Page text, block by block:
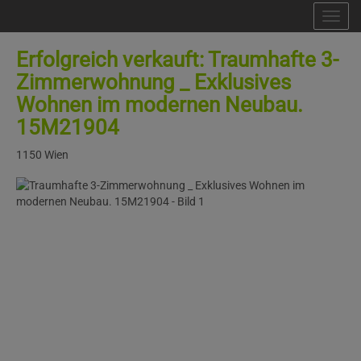
Erfolgreich verkauft: Traumhafte 3-
Zimmerwohnung _ Exklusives
Wohnen im modernen Neubau.
15M21904
1150 Wien